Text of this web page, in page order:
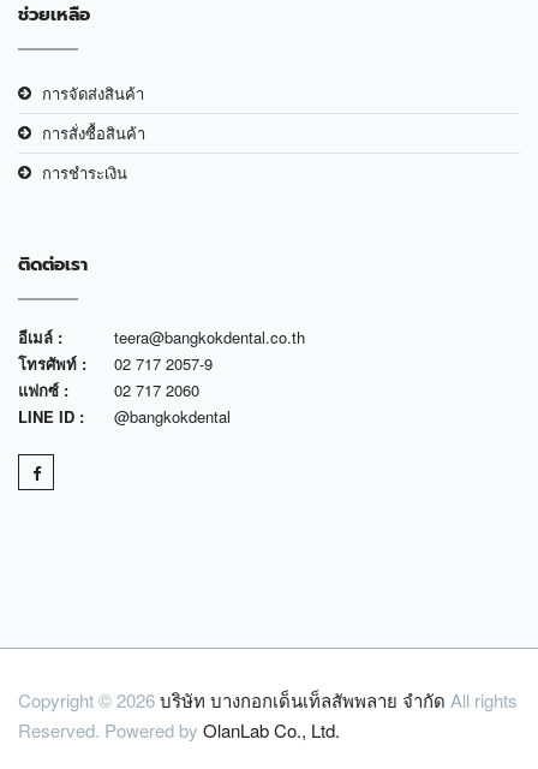
ช่วยเหลือ
การจัดส่งสินค้า
การสั่งซื้อสินค้า
การชำระเงิน
ติดต่อเรา
อีเมล์ :
teera@bangkokdental.co.th
โทรศัพท์ :
02 717 2057-9
แฟกซ์ :
02 717 2060
LINE ID :
@bangkokdental
Copyright © 2026บริษัท บางกอกเด็นเท็ลสัพพลาย จำกัด All rights
Reserved. Powered by OlanLab Co., Ltd.